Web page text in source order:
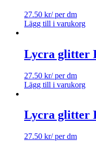
27.50 kr/ per dm
Lägg till i varukorg
Lycra glitter
27.50 kr/ per dm
Lägg till i varukorg
Lycra glitter
27.50 kr/ per dm